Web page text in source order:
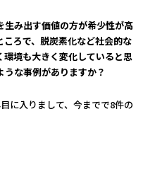
み出す価値の方が希少性が高
ろで、脱炭素化など社会的な
境も大きく変化していると思
うな事例がありますか？
に入りまして、今までで8件の